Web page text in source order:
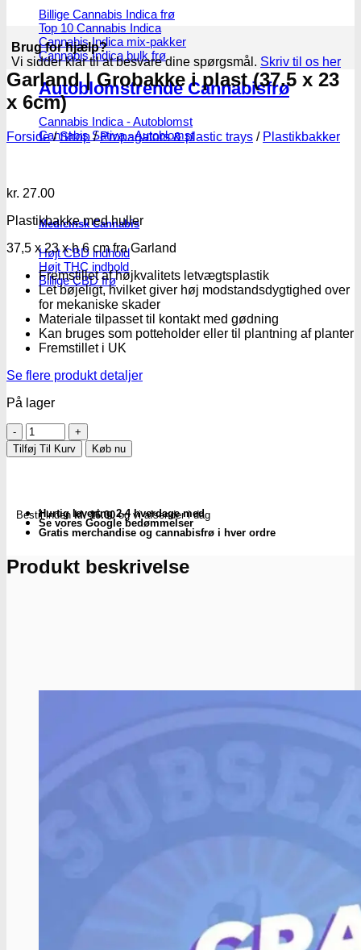
Billige Cannabis Indica frø
Top 10 Cannabis Indica
Cannabis Indica mix-pakker
Cannabis Indica bulk frø
Autoblomstrende Cannabisfrø
Cannabis Indica - Autoblomst
Cannabis Sativa - Autoblomst
Medicinsk Cannabis
Højt CBD indhold
Højt THC indhold
Billige CBD frø
Brug for hjælp?
Vi sidder klar til at besvare dine spørgsmål. Skriv til os her
Garland | Grobakke i plast (37.5 x 23
x 6cm)
Forside / Shop / Propagators & plastic trays / Plastikbakker
kr. 27.00
Plastikbakke med huller
37,5 x 23 x h 6 cm fra Garland
Fremstillet af højkvalitets letvægtsplastik
Let bøjeligt, hvilket giver høj modstandsdygtighed over
for mekaniske skader
Materiale tilpasset til kontakt med gødning
Kan bruges som potteholder eller til plantning af planter
Fremstillet i UK
Se flere produkt detaljer
På lager
Garland
|
Grobakke
x
23
6cm)
antal
Tilføj Til Kurv Køb nu
Bestil indenkl. 16.00og vi afsender i dag
Hurtig levering 2-4 hverdage med
Se vores Google bedømmelser
Gratis merchandise og cannabisfrø i hver ordre
Produkt beskrivelse